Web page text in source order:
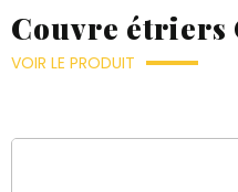
Couvre étriers
VOIR LE PRODUIT